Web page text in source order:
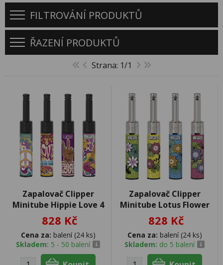
FILTROVÁNÍ PRODUKTŮ
ŘAZENÍ PRODUKTŮ
Strana: 1/1
Zapalovač Clipper
Minitube Hippie Love 4
828 Kč
Cena za: balení (24 ks)
Skladem: 5 - 50 balení
Zapalovač Clipper
Minitube Lotus Flower
828 Kč
Cena za: balení (24 ks)
Skladem: do 5 balení